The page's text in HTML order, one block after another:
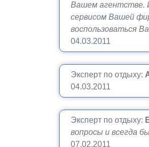
Вашем агентстве.
сервисом Вашей
воспользоваться
04.03.2011
Эксперт по отдыху:
04.03.2011
Эксперт по отдыху:
вопросы и всегда
07.02.2011